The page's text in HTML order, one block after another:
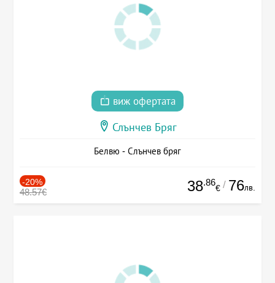
виж офертата
Слънчев Бряг
Белвю - Слънчев бряг
-20%
48.57€ 38.86
€ / 76лв.